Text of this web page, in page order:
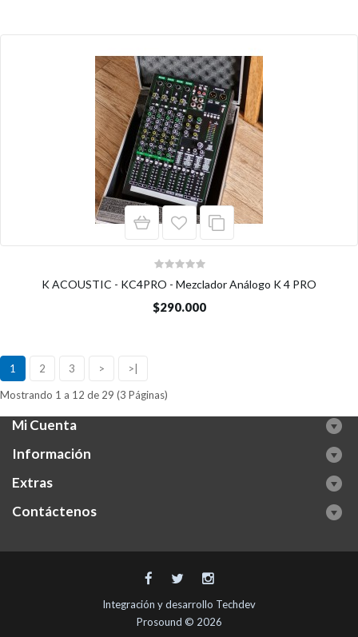
K ACOUSTIC - KC4PRO - Mezclador Análogo K 4 PRO
$290.000
1 2 3 > >|
Mostrando 1 a 12 de 29 (3 Páginas)
Mi Cuenta
Información
Extras
Contáctenos
Integración y desarrollo Techdev
Prosound © 2026